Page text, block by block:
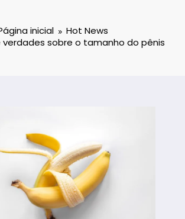
inicial
Hot News
verdades sobre o tamanho do pênis